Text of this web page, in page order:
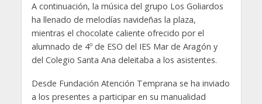
A continuación, la música del grupo Los Goliardos
ha llenado de melodías navideñas la plaza,
mientras el chocolate caliente ofrecido por el
alumnado de 4º de ESO del IES Mar de Aragón y
del Colegio Santa Ana deleitaba a los asistentes.
Desde Fundación Atención Temprana se ha inviado
a los presentes a participar en su manualidad